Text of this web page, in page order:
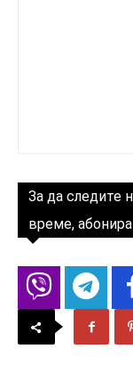
За да следите
време,